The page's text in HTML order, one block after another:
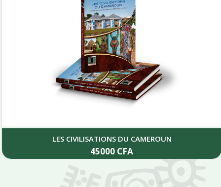
LES CIVILISATIONS DU CAMEROUN
45000 CFA